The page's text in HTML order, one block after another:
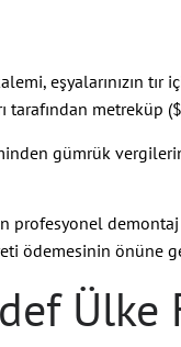
eşyalarınızın tır
tarafından metreküp (
gümrük
profesyonel
ödemesinin önüne
Ülke